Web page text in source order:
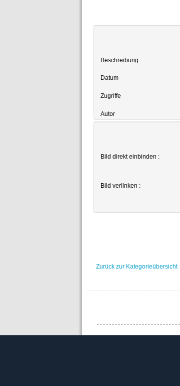
Beschreibung
Datum
Zugriffe
Autor
Bild direkt einbinden :
Bild verlinken :
Zurück zur Kategorieübersicht